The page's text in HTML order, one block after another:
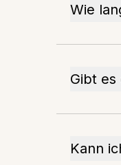
Wie
Gibt
Kann